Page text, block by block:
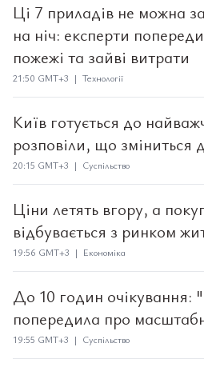
Ці 7 приладів не можна
на ніч: експерти
пожежі та зайві витрати
21:50 GMT+3 | Технології
Київ готується до
розповіли, що зміниться
20:15 GMT+3 | Суспільство
Ціни летять вгору, а
відбувається з ринком
19:56 GMT+3 | Економіка
До 10 годин очікування:
попередила про
19:55 GMT+3 | Суспільство